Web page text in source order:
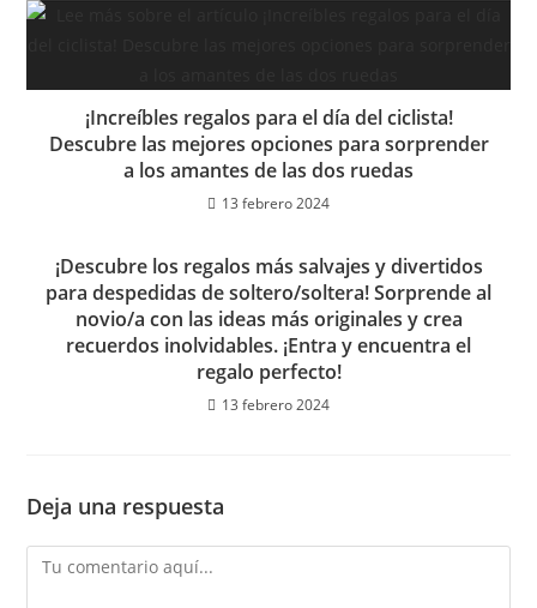
¡Increíbles regalos para el día del ciclista!
Descubre las mejores opciones para sorprender
a los amantes de las dos ruedas
13 febrero 2024
¡Descubre los regalos más salvajes y divertidos
para despedidas de soltero/soltera! Sorprende al
novio/a con las ideas más originales y crea
recuerdos inolvidables. ¡Entra y encuentra el
regalo perfecto!
13 febrero 2024
Deja una respuesta